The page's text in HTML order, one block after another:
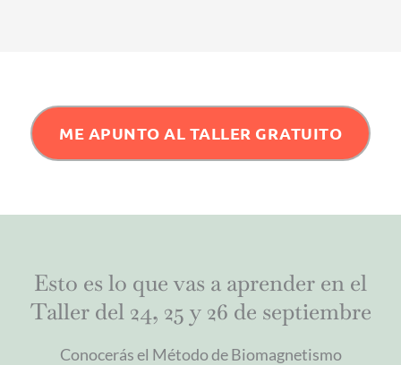
ME APUNTO AL TALLER GRATUITO
Esto es lo que vas a aprender en el
Taller del 24, 25 y 26 de septiembre
Conocerás el Método de Biomagnetismo